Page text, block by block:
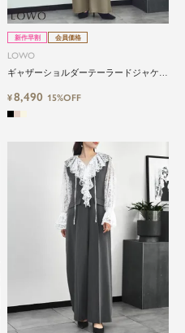
新作早割 会員価格
LOWO
ギャザーショルダーテーラードジャケッ
¥8,490 15%OFF